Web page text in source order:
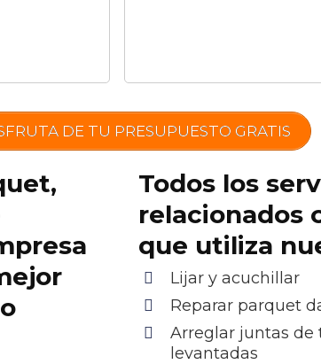
DE TU PRESUPUESTO GRATIS
Todos los
relacionados
que utiliza
Lijar y acuchillar
Reparar parquet
Arreglar juntas
levantadas